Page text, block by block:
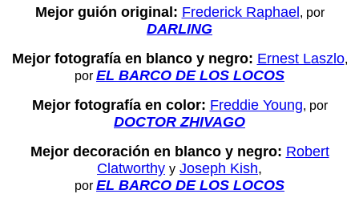
Mejor guión original: Frederick Raphael, por
DARLING
Mejor fotografía en blanco y negro: Ernest Laszlo,
por EL BARCO DE LOS LOCOS
Mejor fotografía en color: Freddie Young, por
DOCTOR ZHIVAGO
Mejor decoración en blanco y negro: Robert
Clatworthy y Joseph Kish,
por EL BARCO DE LOS LOCOS